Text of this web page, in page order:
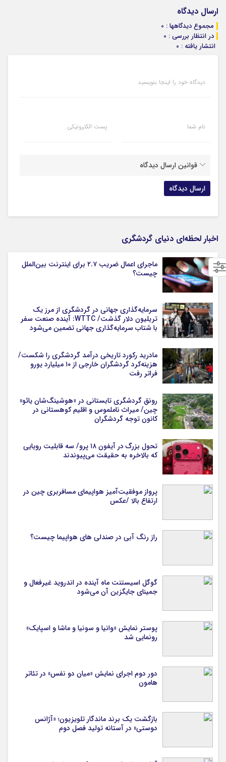
ارسال دیدگاه
مجموع دیدگاهها : 0
در انتظار بررسی : 0
انتشار یافته : 0
دیدگاه خود را اینجا بنویسید
نام شما پست الکترونیکی
قوانین ارسال دیدگاه
اخبار لحظه‌ای دنیای گردشگری
ماجرای اعمال ضریب ۲.۷ برای اینترنت بین‌الملل
چیست؟
سرمایه‌گذاری جهانی در گردشگری از مرز یک
تریلیون دلار گذشت/ WTTC: آینده صنعت سفر
با شتاب سرمایه‌گذاری جهانی تضمین می‌شود
مادرید رکورد تاریخی درآمد گردشگری را شکست/
هزینه‌کرد گردشگران خارجی از ۱۰ میلیارد یورو
فراتر رفت
رونق گردشگری تابستانی در «هوشینگ‌شان یائو»
چین/ میراث ناملموس و اقلیم کوهستانی در
کانون توجه گردشگران
تحول بزرگ در آیفون ۱۸ پرو/ سه قابلیت رویایی
که بالاخره به حقیقت می‌پیوندند
پرواز موفقیت‌آمیز هواپیمای مسافربری چین در
ارتفاع بالا /عکس
راز رنگ آبی در صندلی های هواپیما چیست؟
گوگل اسیستنت ماه آینده در اندروید غیرفعال و
جمینای جایگزین آن می‌شود
پوستر نمایش «وانیا و سونیا و ماشا و اسپایک»
رونمایی شد
دور دوم اجرای نمایش «میان دو نفس» در تئاتر
هامون
بازگشت یک برند ماندگار تلویزیون؛ «آژانس
دوستی» در آستانه تولید فصل دوم